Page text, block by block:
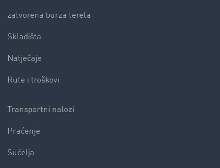
zatvorena burza tereta
Skladišta
Natječaje
Rute i troškovi
Transportni nalozi
Praćenje
Sučelja